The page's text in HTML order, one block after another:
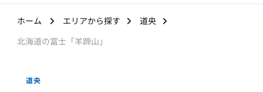
ホーム エリアから探す
道央
北海道の富士「羊蹄山」
道央